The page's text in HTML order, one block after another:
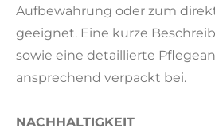
Aufbewahrung oder zum
geeignet. Eine kurze
sowie eine detaillierte
ansprechend verpackt bei.
NACHHALTIGKEIT